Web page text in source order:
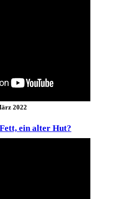
2022
ein alter Hut?